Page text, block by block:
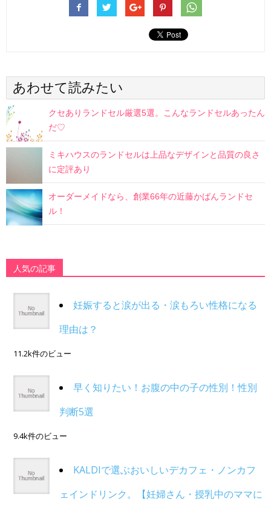
あわせて読みたい
クセありランドセル厳選5選。こんなランドセルあったん
だ♡
ミキハウスのランドセルは上品なデザインと品質の良さ
に定評あり
オーダーメイドなら、創業66年の近藤かばんランドセ
ル！
人気の記事
妊娠すると涙が出る・涙もろい性格になる
理由は？
11.2k件のビュー
早く知りたい！お腹の中の子の性別！性別
判断5選
9.4k件のビュー
KALDIで選ぶおいしいデカフェ・ノンカフ
ェインドリンク。【妊婦さん・授乳中のママに